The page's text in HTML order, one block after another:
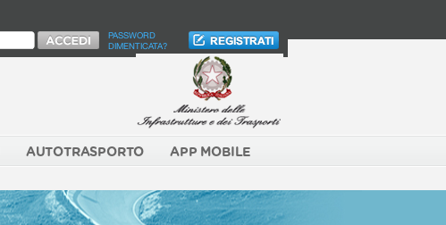
PASSWORD
DIMENTICATA?
AUTOTRASPORTO APP MOBILE